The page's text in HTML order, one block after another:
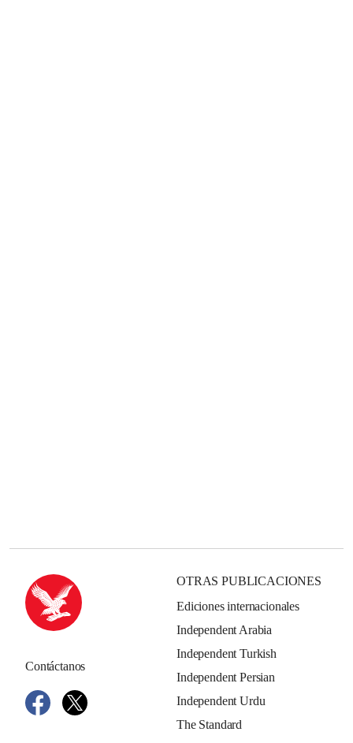
Contáctanos
OTRAS PUBLICACIONES
Ediciones internacionales
Independent Arabia
Independent Turkish
Independent Persian
Independent Urdu
The Standard